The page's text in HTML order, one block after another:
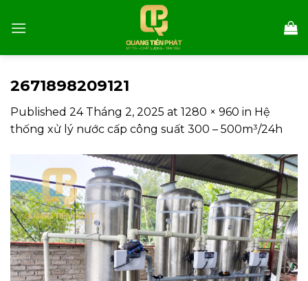
2671898209121
Published 24 Tháng 2, 2025 at 1280 × 960 in Hệ
thống xử lý nước cấp công suất 300 – 500m³/24h